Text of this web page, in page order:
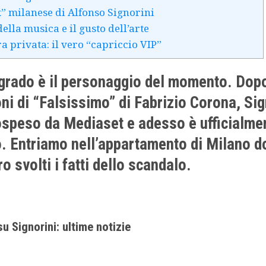
milanese di Alfonso Signorini
musica e il gusto dell’arte
privata: il vero “capriccio VIP”
è il personaggio del momento.
di “Falsissimo” di Fabrizio Corona,
da Mediaset e adesso è
Entriamo nell’appartamento di Milano
svolti i fatti dello scandalo.
Signorini: ultime notizie